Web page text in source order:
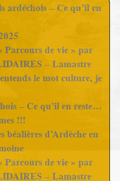
ardéchois – Ce qu’il en
Parcours de vie » par
– Lamastre
le mot culture, je
– Ce qu’il en reste…
!!!
béalières d’Ardèche en
Parcours de vie » par
– Lamastre